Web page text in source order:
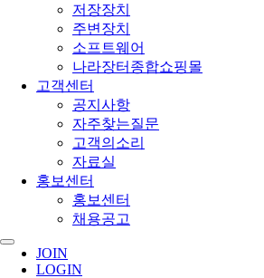
저장장치
주변장치
소프트웨어
나라장터종합쇼핑몰
고객센터
공지사항
자주찾는질문
고객의소리
자료실
홍보센터
홍보센터
채용공고
JOIN
LOGIN